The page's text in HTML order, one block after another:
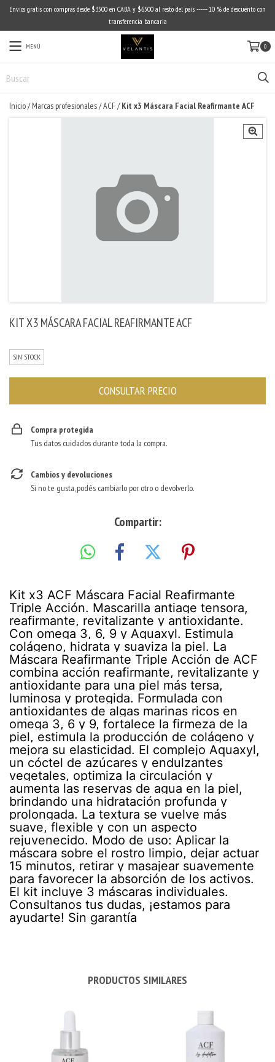
Envíos gratis con compras desde $3500 en CABA y $6500 al resto del país ------ 10 % de descuento con
transferencia bancaria
MENÚ 0
Inicio/ Marcas profesionales/ACF/ Kit x3 Máscara Facial Reafirmante ACF
KIT X3 MÁSCARA FACIAL REAFIRMANTE ACF
SIN STOCK
Compra protegida
Tus datos cuidados durante toda la compra.
Cambios y devoluciones
Si no te gusta, podés cambiarlo por otro o devolverlo.
Compartir:
Kit x3 ACF Máscara Facial Reafirmante
Triple Acción. Mascarilla antiage tensora,
reafirmante, revitalizante y antioxidante.
Con omega 3, 6, 9 y Aquaxyl. Estimula
colágeno, hidrata y suaviza la piel. La
Máscara Reafirmante Triple Acción de ACF
combina acción reafirmante, revitalizante y
antioxidante para una piel más tersa,
luminosa y protegida. Formulada con
antioxidantes de algas marinas ricos en
omega 3, 6 y 9, fortalece la firmeza de la
piel, estimula la producción de colágeno y
mejora su elasticidad. El complejo Aquaxyl,
un cóctel de azúcares y endulzantes
vegetales, optimiza la circulación y
aumenta las reservas de agua en la piel,
brindando una hidratación profunda y
prolongada. La textura se vuelve más
suave, flexible y con un aspecto
rejuvenecido. Modo de uso: Aplicar la
máscara sobre el rostro limpio, dejar actuar
15 minutos, retirar y masajear suavemente
para favorecer la absorción de los activos.
El kit incluye 3 máscaras individuales.
Consultanos tus dudas, ¡estamos para
ayudarte! Sin garantía
PRODUCTOS SIMILARES